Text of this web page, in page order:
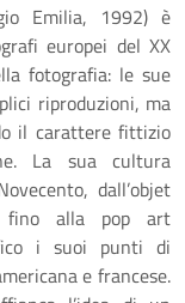
Emilia, 1992) è
europei del XX
fotografia: le sue
riproduzioni, ma
il carattere fittizio
La sua cultura
dall’objet
fino alla pop art
i suoi punti di
e francese.